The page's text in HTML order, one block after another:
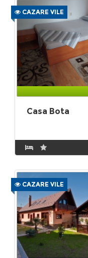
CAZARE VILE
Casa Bota
CAZARE VILE